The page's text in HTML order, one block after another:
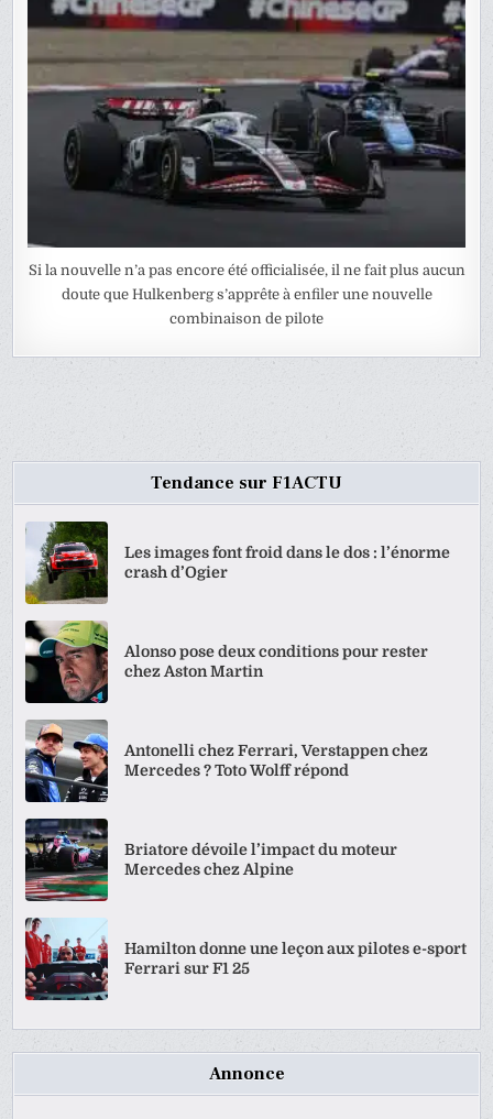
Si la nouvelle n’a pas encore été officialisée, il ne fait plus aucun
doute que Hulkenberg s’apprête à enfiler une nouvelle
combinaison de pilote
Tendance sur F1ACTU
Les images font froid dans le dos : l’énorme
crash d’Ogier
Alonso pose deux conditions pour rester
chez Aston Martin
Antonelli chez Ferrari, Verstappen chez
Mercedes ? Toto Wolff répond
Briatore dévoile l’impact du moteur
Mercedes chez Alpine
Hamilton donne une leçon aux pilotes e-sport
Ferrari sur F1 25
Annonce